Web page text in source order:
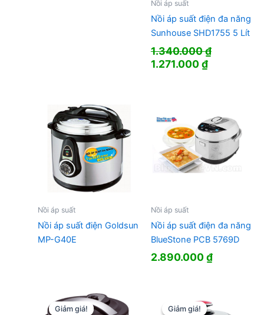
Nồi áp suất
Nồi áp suất điện đa năng
Sunhouse SHD1755 5 Lít
1.340.000₫
Giá
1.271.000₫Giá
1.271.000
Nồi áp suất
Nồi áp suất điện Goldsun
MP-G40E
Nồi áp suất
Nồi áp suất điện đa năng
BlueStone PCB 5769D
2.890.000₫
Giảm giá!
Giảm giá! Giảm giá!
Giảm giá!